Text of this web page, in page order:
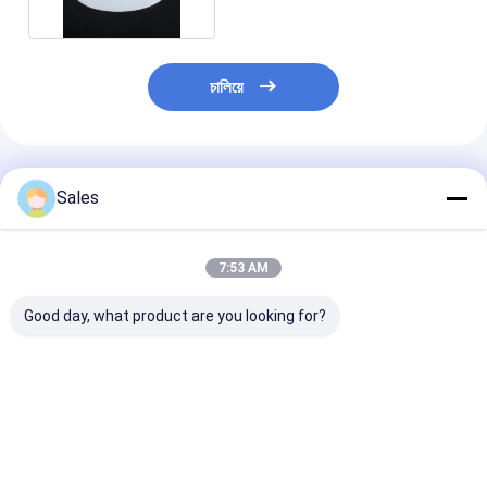
চালিয়ে
প্রস্তাবিত পণ্য
Sales
7:53 AM
Good day, what product are you looking for?